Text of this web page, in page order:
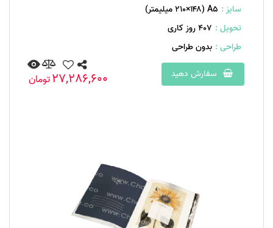
سایز : A۵ (۲۱۰×۱۴۸ میلیمتر)
تحویل : 407 روز کاری
طراحی : بدون طراحی
سفارش دهید
27,286,600تومان